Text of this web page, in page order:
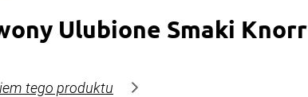
Ulubione Smaki Knorr
tego produktu